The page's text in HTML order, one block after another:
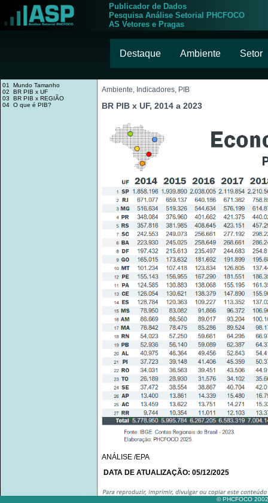
Publicador de Dados
Pesquisa Análise Setorial PHCFOCO
AS Vetores e Pragas
Destaque Ambiente Setor
01 Mundo Tamanho
02 BR PIB x UF
03 BR PIB x REGIÃO
04 O que é PIB?
Ambiente, Indicadores, PIB
BR PIB x UF, 2014 a 2023
ANÁLISE /EPA
DATA DE ATUALIZAÇÃO: 05/12/2025
© PHCFOCO